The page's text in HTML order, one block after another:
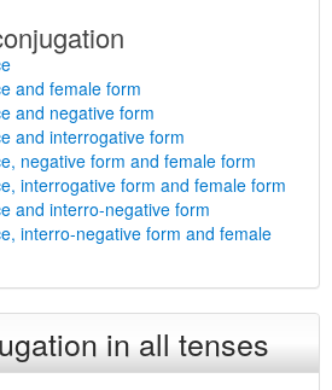
and female form
and negative form
and interrogative form
negative form and female form
interrogative form and female form
and interro-negative form
interro-negative form and female
in all tenses